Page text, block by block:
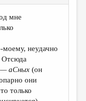
мне
неудачно
Отсюда
— аСных (он
они
только